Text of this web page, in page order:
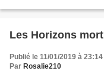
Les Horizons
Publié le 11/01/2019 à 23:14
Par Rosalie210